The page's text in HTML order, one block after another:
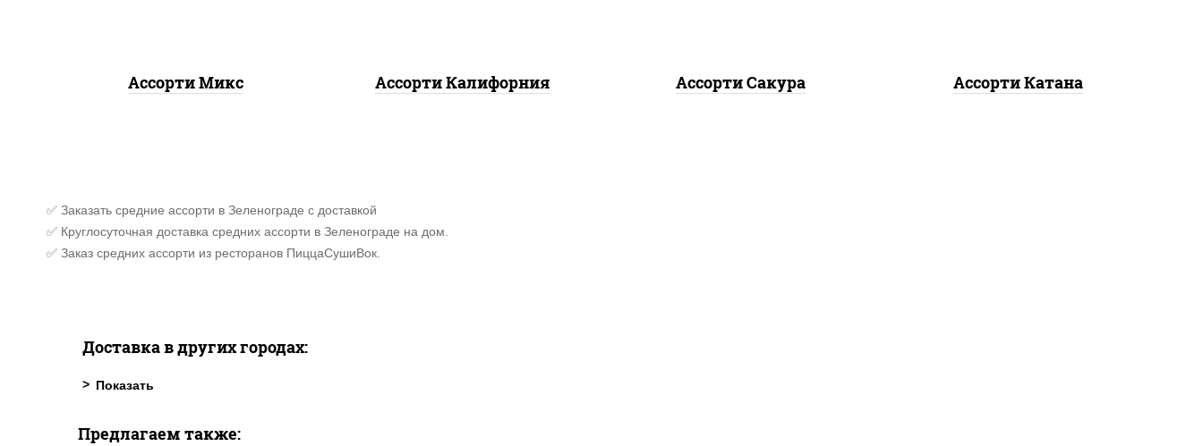
Ассорти Микс Ассорти Калифорния Ассорти Сакура Ассорти Катана
✅ Заказать средние ассорти в Зеленограде с доставкой
✅ Круглосуточная доставка средних ассорти в Зеленограде на дом.
✅ Заказ средних ассорти из ресторанов ПиццаСушиВок.
Доставка в других городах:
Предлагаем также: